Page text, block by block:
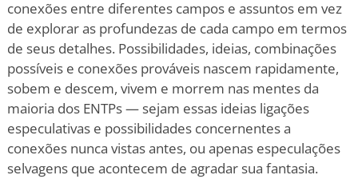
conexões entre diferentes campos e assuntos em vez
de explorar as profundezas de cada campo em termos
de seus detalhes. Possibilidades, ideias, combinações
possíveis e conexões prováveis nascem rapidamente,
sobem e descem, vivem e morrem nas mentes da
maioria dos ENTPs — sejam essas ideias ligações
especulativas e possibilidades concernentes a
conexões nunca vistas antes, ou apenas especulações
selvagens que acontecem de agradar sua fantasia.